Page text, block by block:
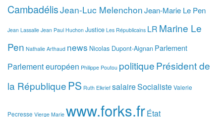
CambadélisJean-Luc MelenchonJean-Marie Le Pen
Jean Lassalle Jean Paul Huchon Justice Les Républicains LR Marine Le
Pen Nathalie Arthaud news Nicolas Dupont-Aignan Parlement
Parlement européen Philippe Poutou politiquePrésident de
la République PS Ruth Elkrief salaireSocialisteValerie
Pecresse Vierge Marie www.forks.frÉtat